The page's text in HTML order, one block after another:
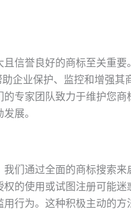
信誉良好的商标至关重要
企业保护、监控和增强其
专家团队致力于维护您商
展。
们通过全面的商标搜索来
的使用或试图注册可能迷
行为。这种积极主动的方